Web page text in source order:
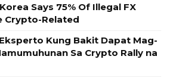
Says 75% Of Illegal FX
Crypto-Related
Kung Bakit Dapat Mag-
Sa Crypto Rally na